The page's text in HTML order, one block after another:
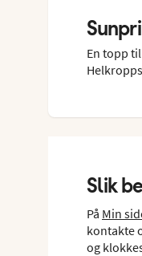
En topp
Slik
På Min
kontakte
og